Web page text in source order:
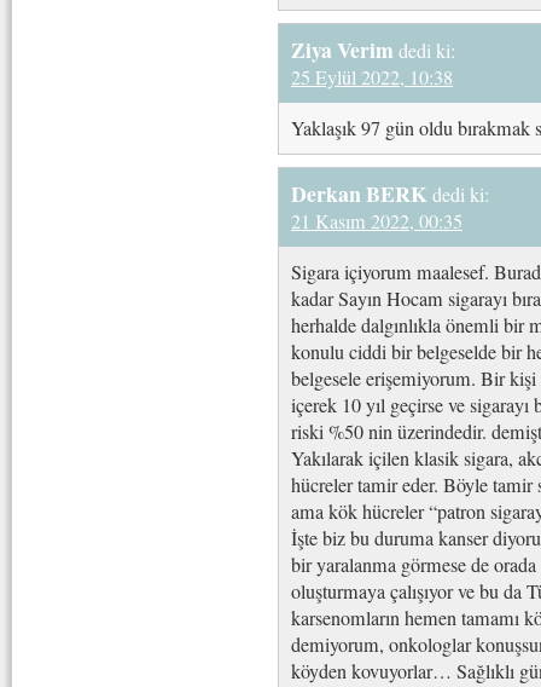
Ziya Verim dedi ki:
25 Eylül 2022, 10:38
Yaklaşık 97 gün oldu bırakmak
Derkan BERKdedi ki:
21 Kasım 2022, 00:35
Sigara içiyorum maalesef.
kadar Sayın Hocam sigarayı
herhalde dalgınlıkla önemli bir
konulu ciddi bir belgeselde bir
belgesele erişemiyorum. Bir kişi
içerek 10 yıl geçirse ve sigarayı
riski %50 nin üzerindedir.
Yakılarak içilen klasik sigara,
hücreler tamir eder. Böyle tamir
ama kök hücreler “patron
İşte biz bu duruma kanser
bir yaralanma görmese de
oluşturmaya çalışıyor ve bu da
karsenomların hemen tamamı
demiyorum, onkologlar
köyden kovuyorlar… Sağlıklı